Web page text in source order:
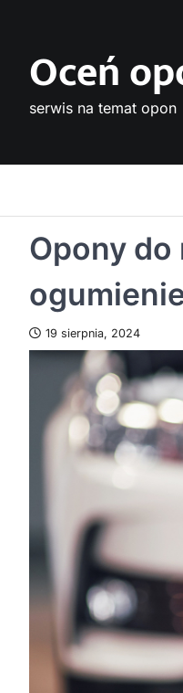
contentOceń
serwis na temat opon
Opony do
19 sierpnia, 2024